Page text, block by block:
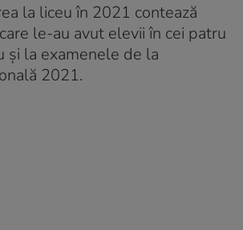
la liceu în 2021 contează
le-au avut elevii în cei patru
și la examenele de la
2021.